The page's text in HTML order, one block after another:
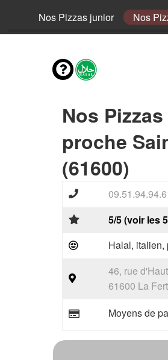
Nos Pizzas junior Nos
Nos
proche
(61600)
5/5 (voir les
Halal, italien,
46, rue
61600 La
Moyens de